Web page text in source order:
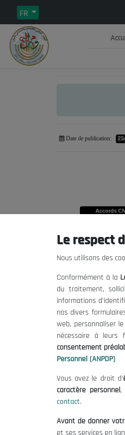
FR
Date de publication:
Accords
Le CNESE
Le président
Le respect
Nous utilisons des
Conformément à la
du traitement,
informations
nos divers
web, personnaliser
nécessaire à
consentement
Personnel (ANPDP)
Vous avez le droit d'
caractère personnel,
contact.
Avant de donner
et ses services en